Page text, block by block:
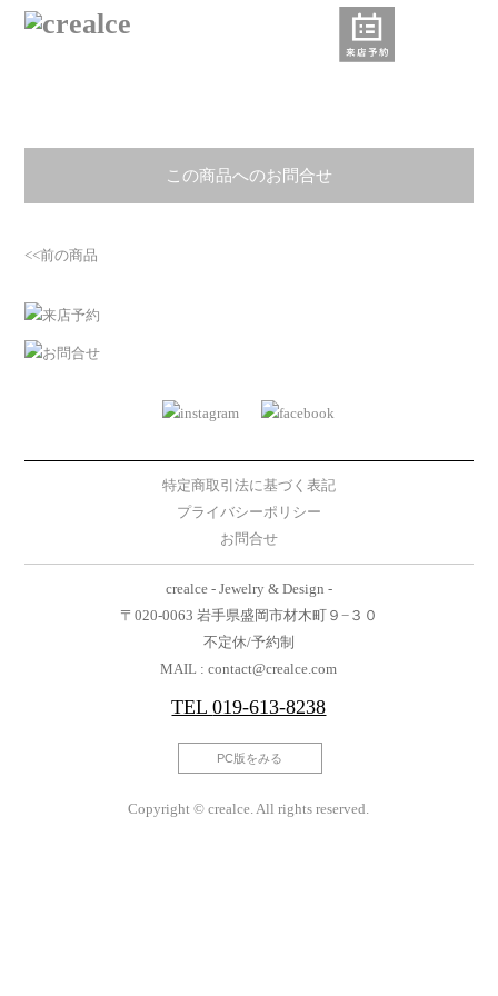
この商品へのお問合せ
<<前の商品
特定商取引法に基づく表記
プライバシーポリシー
お問合せ
crealce - Jewelry & Design -
〒020-0063 岩手県盛岡市材木町９−３０
不定休/予約制
MAIL : contact@crealce.com
TEL019-613-8238
PC版をみる
Copyright © crealce. All rights reserved.